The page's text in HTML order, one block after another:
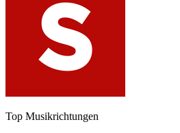
Top Musikrichtungen